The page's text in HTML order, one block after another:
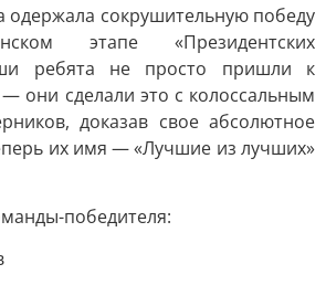
одержала сокрушительную победу
этапе «Президентских
ребята не просто пришли к
они сделали это с колоссальным
доказав свое абсолютное
их имя — «Лучшие из лучших»
победителя: